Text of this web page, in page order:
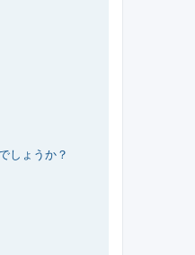
しょうか？